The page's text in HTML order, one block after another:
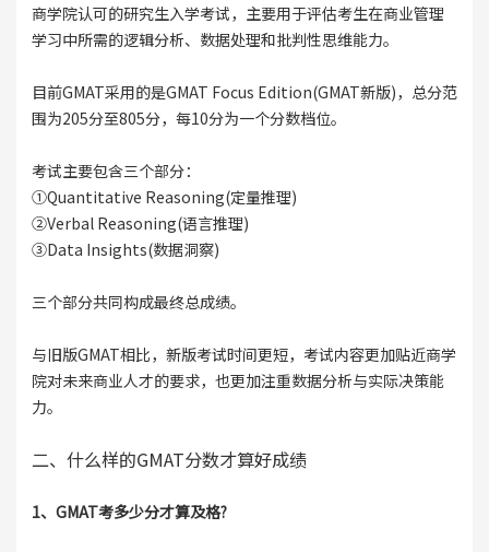
商学院认可的研究生入学考试，主要用于评估考生在商业管理
学习中所需的逻辑分析、数据处理和批判性思维能力。
目前GMAT采用的是GMAT Focus Edition(GMAT新版)，总分范
围为205分至805分，每10分为一个分数档位。
考试主要包含三个部分：
①Quantitative Reasoning(定量推理)
②Verbal Reasoning(语言推理)
③Data Insights(数据洞察)
三个部分共同构成最终总成绩。
与旧版GMAT相比，新版考试时间更短，考试内容更加贴近商学
院对未来商业人才的要求，也更加注重数据分析与实际决策能
力。
二、什么样的GMAT分数才算好成绩
1、GMAT考多少分才算及格?